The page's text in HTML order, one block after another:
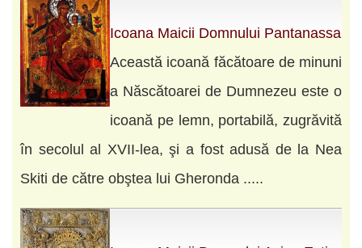
Icoana Maicii Domnului Pantanassa
Această icoană făcătoare de minuni
a Născătoarei de Dumnezeu este o
icoană pe lemn, portabilă, zugrăvită
în secolul al XVII-lea, şi a fost adusă de la Nea
Skiti de către obştea lui Gheronda .....